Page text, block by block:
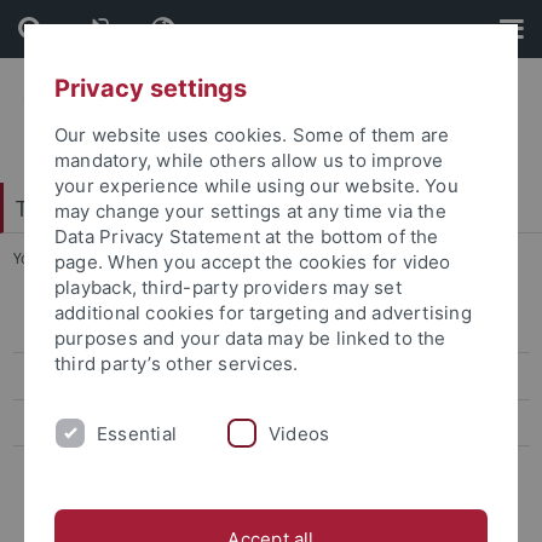
Skip
to
content
Skip
to
footer
Tübinger Forum für Wissenschaftskulturen
You are here: Startseite ... SoSe 2026
SoSe 2026
Aktuelles
Frühere Vorlesungsreihen
Privacy settings
Our website uses cookies. Some of them are
mandatory, while others allow us to improve
your experience while using our website. You
may change your settings at any time via the
Data Privacy Statement at the bottom of the
page. When you accept the cookies for video
playback, third-party providers may set
additional cookies for targeting and advertising
purposes and your data may be linked to the
third party’s other services.
Essential Videos